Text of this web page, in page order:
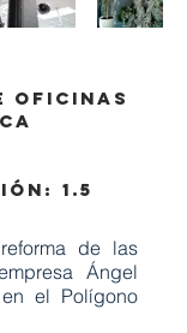
Oficinas
1.5
de las
Ángel
el Polígono